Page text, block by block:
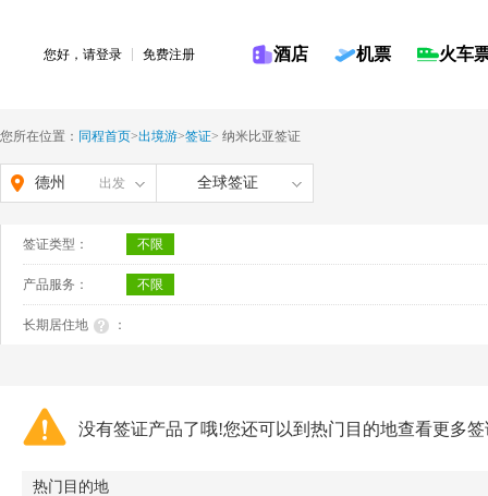
您好，请登录 免费注册 酒店 机票 火车
您所在位置： 同程首页>出境游>签证> 纳米比亚签证
德州 出发 全球签证
签证类型： 不限
产品服务： 不限
长期居住地 ：
没有签证产品了哦!您还可以到热门目的地查看更多
热门目的地